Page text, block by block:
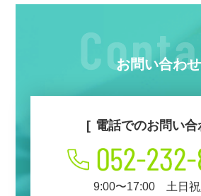
お問い合わせ
電話でのお問い合
9:00〜17:00 土日